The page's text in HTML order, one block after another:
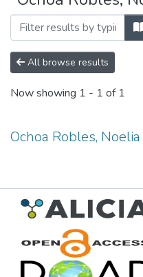
All browse results
Now showing 1 - 1 of 1
Ochoa Robles, Noelia